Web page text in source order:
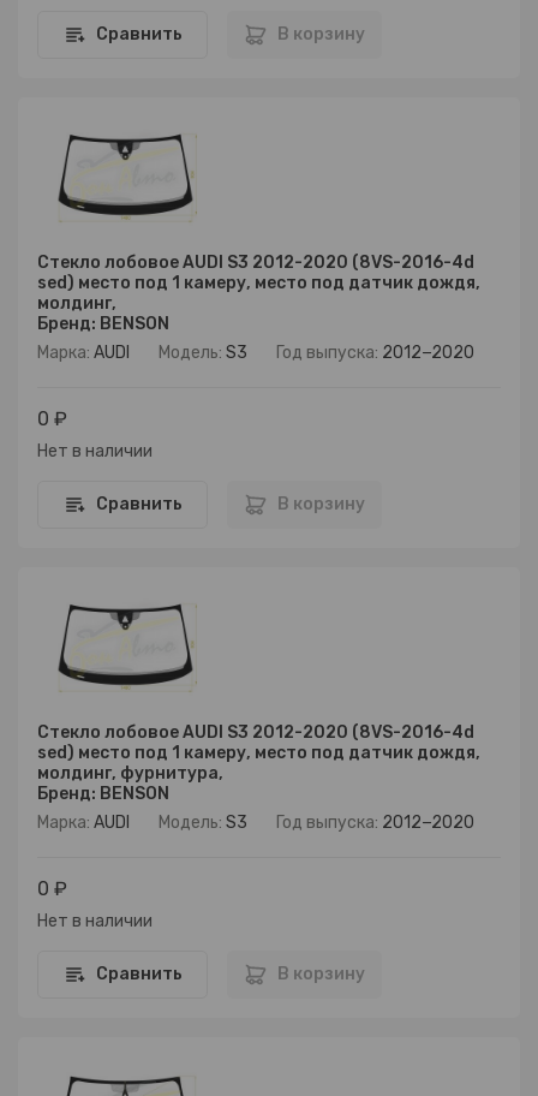
Сравнить В корзину
Стекло лобовое AUDI S3 2012-2020 (8VS-2016-4d
sed) место под 1 камеру, место под датчик дождя,
молдинг,
Бренд: BENSON
Марка: AUDI Модель: S3 Год выпуска: 2012−2020
0 ₽
Нет в наличии
Сравнить В корзину
Стекло лобовое AUDI S3 2012-2020 (8VS-2016-4d
sed) место под 1 камеру, место под датчик дождя,
молдинг, фурнитура,
Бренд: BENSON
Марка: AUDI Модель: S3 Год выпуска: 2012−2020
0 ₽
Нет в наличии
Сравнить В корзину